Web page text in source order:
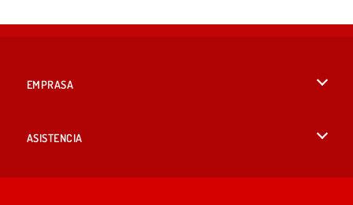
EMPRASA
ASISTENCIA
Ayuda